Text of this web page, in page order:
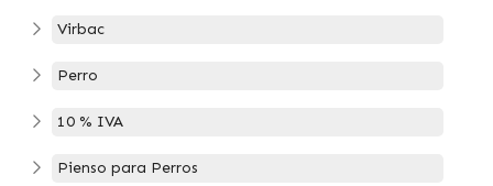
Virbac
Perro
10 % IVA
Pienso para Perros